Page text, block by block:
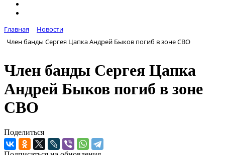
Главная
Новости
Член банды Сергея Цапка Андрей Быков погиб в зоне СВО
Член банды Сергея Цапка
Андрей Быков погиб в зоне
СВО
Поделиться